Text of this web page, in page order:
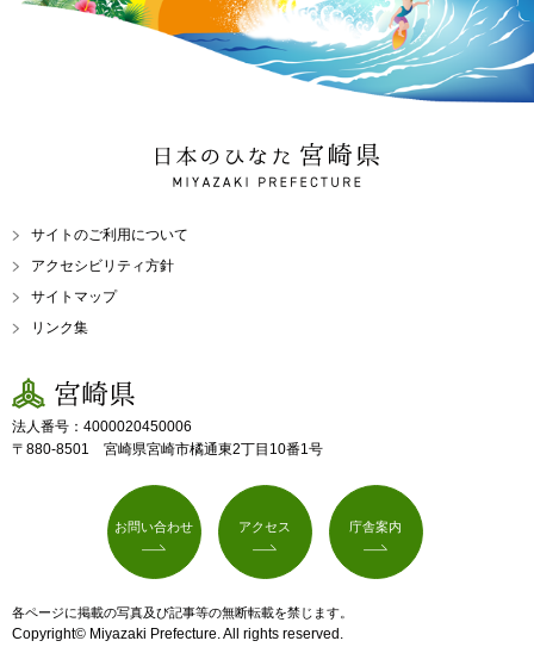
日本のひなた 宮崎県
MIYAZAKI PREFECTURE
サイトのご利用について
アクセシビリティ方針
サイトマップ
リンク集
宮崎県
法人番号：4000020450006
〒880-8501 宮崎県宮崎市橘通東2丁目10番1号
お問い合わせ アクセス 庁舎案内
各ページに掲載の写真及び記事等の無断転載を禁じます。
Copyright© Miyazaki Prefecture. All rights reserved.